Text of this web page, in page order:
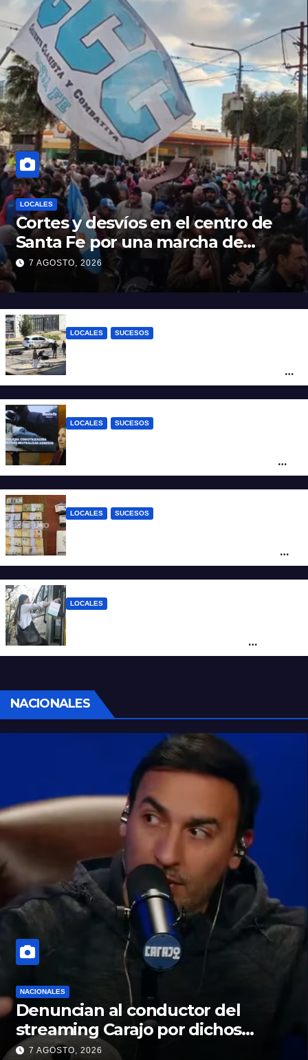
LOCALES
Cortes y desvíos en el centro de
Santa Fe por una marcha de
organizaciones sociales y
sindicales
7 AGOSTO, 2026
LOCALES SUCESOS
tendida sobre la calzada
LOCALES SUCESOS
con un arma blanca en la ruta 168
LOCALES SUCESOS
de 700 gramos de cocaína
LOCALES
unidades modernizadas
NACIONALES
NACIONALES
Denuncian al conductor del
streaming Carajo por dichos
discriminatorios
7 AGOSTO, 2026